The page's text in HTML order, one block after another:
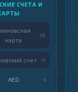
СЧЕТА И
карта
13
счет 11
AED ★